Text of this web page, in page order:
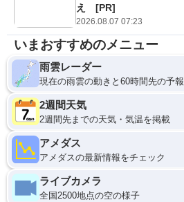
え [PR]
2026.08.07 07:23
いまおすすめのメニュー
雨雲レーダー
現在の雨雲の動きと60時間先の予報
2週間天気
2週間先までの天気・気温を掲載
アメダス
アメダスの最新情報をチェック
ライブカメラ
全国2500地点の空の様子